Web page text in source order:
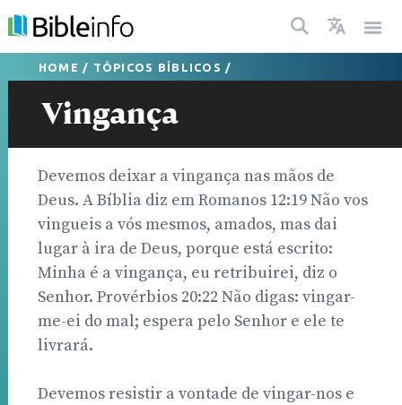
HOME / TÓPICOS BÍBLICOS /
Vingança
Devemos deixar a vingança nas mãos de
Deus. A Bíblia diz em Romanos 12:19 Não vos
vingueis a vós mesmos, amados, mas dai
lugar à ira de Deus, porque está escrito:
Minha é a vingança, eu retribuirei, diz o
Senhor. Provérbios 20:22 Não digas: vingar-
me-ei do mal; espera pelo Senhor e ele te
livrará.
Devemos resistir a vontade de vingar-nos e